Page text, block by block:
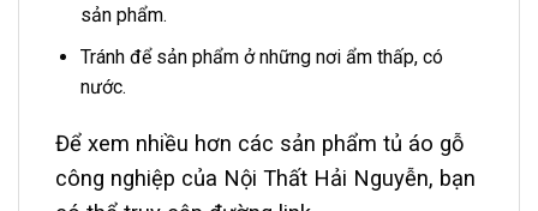
sản phẩm.
Tránh để sản phẩm ở những nơi ẩm thấp, có
nước.
Để xem nhiều hơn các sản phẩm tủ áo gỗ
công nghiệp của Nội Thất Hải Nguyễn, bạn